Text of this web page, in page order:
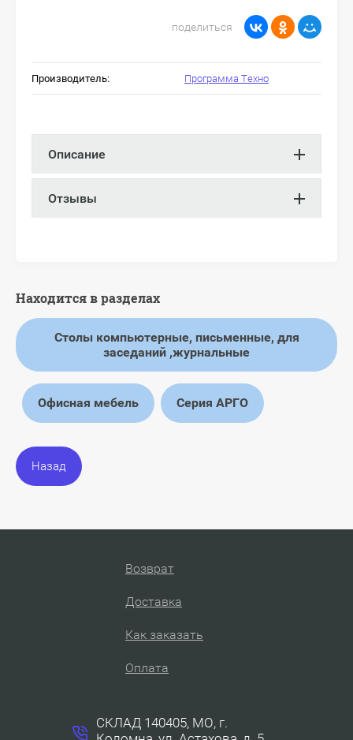
поделиться
Производитель: Программа Техно
Описание
Отзывы
Находится в разделах
Столы компьютерные, письменные, для
заседаний ,журнальные
Офисная мебель Серия АРГО
Назад
Возврат
Доставка
Как заказать
Оплата
СКЛАД 140405, МО, г.